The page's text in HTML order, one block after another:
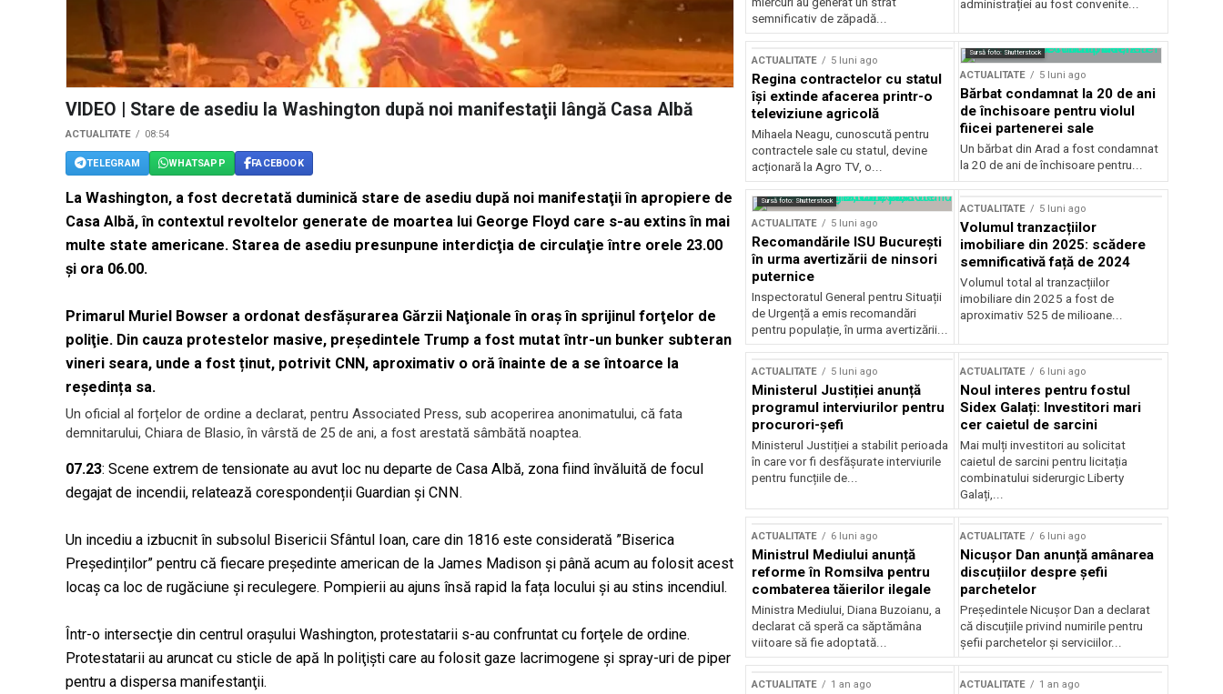
VIDEO | Stare de asediu la Washington după noi manifestaţii lângă Casa Albă
ACTUALITATE 08:54
TELEGRAM WHATSAPP FACEBOOK
La Washington, a fost decretată duminică stare de asediu după noi manifestaţii în apropiere de
Casa Albă, în contextul revoltelor generate de moartea lui George Floyd care s-au extins în mai
multe state americane. Starea de asediu presunpune interdicţia de circulaţie între orele 23.00
și ora 06.00.
Primarul Muriel Bowser a ordonat desfăşurarea Gărzii Naţionale în oraş în sprijinul forţelor de
poliţie. Din cauza protestelor masive, președintele Trump a fost mutat într-un bunker subteran
vineri seara, unde a fost ținut, potrivit CNN, aproximativ o oră înainte de a se întoarce la
reședința sa.
Un oficial al forțelor de ordine a declarat, pentru Associated Press, sub acoperirea anonimatului, că fata
demnitarului, Chiara de Blasio, în vârstă de 25 de ani, a fost arestată sâmbătă noaptea.
07.23: Scene extrem de tensionate au avut loc nu departe de Casa Albă, zona fiind învăluită de focul
degajat de incendii, relatează corespondenții Guardian și CNN.
Un incediu a izbucnit în subsolul Bisericii Sfântul Ioan, care din 1816 este considerată ”Biserica
Președinților” pentru că fiecare președinte american de la James Madison și până acum au folosit acest
locaș ca loc de rugăciune și reculegere. Pompierii au ajuns însă rapid la fața locului și au stins incendiul.
Într-o intersecţie din centrul oraşului Washington, protestatarii s-au confruntat cu forţele de ordine.
Protestatarii au aruncat cu sticle de apă ln poliţişti care au folosit gaze lacrimogene şi spray-uri de piper
pentru a dispersa manifestanţii.
semnificativ de zăpadă...
administrației au fost convenite...
ACTUALITATE 5 luni ago
Regina contractelor cu statul
își extinde afacerea printr-o
televiziune agricolă
Mihaela Neagu, cunoscută pentru
contractele sale cu statul, devine
acționară la Agro TV, o...
Sursă foto: Shutterstock
ACTUALITATE 5 luni ago
Bărbat condamnat la 20 de ani
de închisoare pentru violul
fiicei partenerei sale
Un bărbat din Arad a fost condamnat
la 20 de ani de închisoare pentru...
Sursă foto: Shutterstock
ACTUALITATE 5 luni ago
Recomandările ISU București
în urma avertizării de ninsori
puternice
Inspectoratul General pentru Situații
de Urgență a emis recomandări
pentru populație, în urma avertizării...
ACTUALITATE 5 luni ago
Volumul tranzacțiilor
imobiliare din 2025: scădere
semnificativă față de 2024
Volumul total al tranzacțiilor
imobiliare din 2025 a fost de
aproximativ 525 de milioane...
ACTUALITATE 5 luni ago
Ministerul Justiției anunță
programul interviurilor pentru
procurori-șefi
Ministerul Justiției a stabilit perioada
în care vor fi desfășurate interviurile
pentru funcțiile de...
ACTUALITATE 6 luni ago
Noul interes pentru fostul
Sidex Galați: Investitori mari
cer caietul de sarcini
Mai mulți investitori au solicitat
caietul de sarcini pentru licitația
combinatului siderurgic Liberty
Galați,...
ACTUALITATE 6 luni ago
Ministrul Mediului anunță
reforme în Romsilva pentru
combaterea tăierilor ilegale
Ministra Mediului, Diana Buzoianu, a
declarat că speră ca săptămâna
viitoare să fie adoptată...
ACTUALITATE 6 luni ago
Nicușor Dan anunță amânarea
discuțiilor despre șefii
parchetelor
Președintele Nicușor Dan a declarat
că discuțiile privind numirile pentru
șefii parchetelor și serviciilor...
ACTUALITATE 1 an ago ACTUALITATE 1 an ago